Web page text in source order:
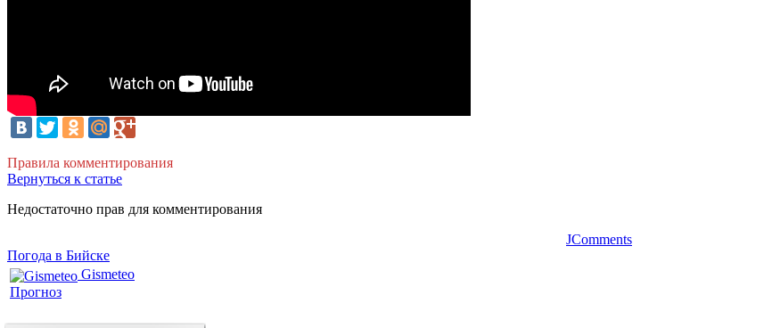
Правила комментирования
Вернуться к статье
Недостаточно прав для комментирования
JComments
Погода в Бийске
Gismeteo
Прогноз